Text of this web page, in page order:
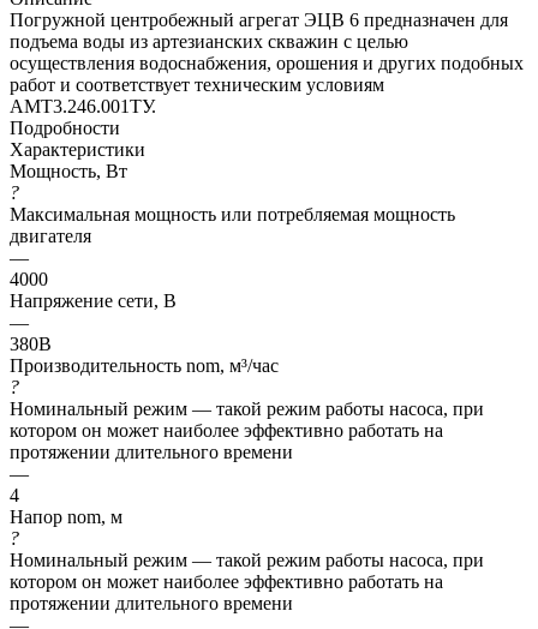
Погружной центробежный агрегат ЭЦВ 6 предназначен для
подъема воды из артезианских скважин с целью
осуществления водоснабжения, орошения и других подобных
работ и соответствует техническим условиям
АМТ3.246.001ТУ.
Подробности
Характеристики
Мощность, Вт
?
Максимальная мощность или потребляемая мощность
двигателя
—
4000
Напряжение сети, В
—
380В
Производительность nom, м³/час
?
Номинальный режим — такой режим работы насоса, при
котором он может наиболее эффективно работать на
протяжении длительного времени
—
4
Напор nom, м
?
Номинальный режим — такой режим работы насоса, при
котором он может наиболее эффективно работать на
протяжении длительного времени
—